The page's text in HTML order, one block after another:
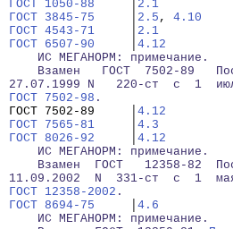
ГОСТ 1050-88
2.1
ГОСТ 3845-75
2.5 , 4.10
ГОСТ 4543-71
2.1
ГОСТ 6507-90
4.12
    ИС МЕГАНОРМ: примечание.
Взамен   ГОСТ  7502-89
27.07.1999 N   220-ст  с  1
ГОСТ 7502-98 .
ГОСТ 7502-89     │ 4.12
ГОСТ 7565-81
4.3
ГОСТ 8026-92
4.12
    ИС МЕГАНОРМ: примечание.
Взамен  ГОСТ   12358-82
11.09.2002  N  331-ст  с  1
ГОСТ 12358-2002 .
ГОСТ 8694-75
4.6
    ИС МЕГАНОРМ: примечание.